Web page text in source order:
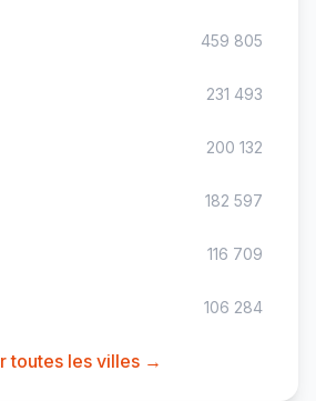
459 805
231 493
200 132
182 597
116 709
106 284
toutes les villes →